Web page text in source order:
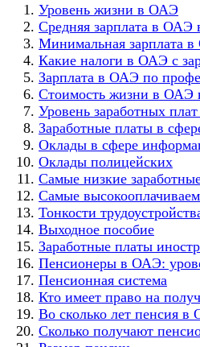
Уровень жизни в ОАЭ
Средняя зарплата в ОАЭ
Минимальная зарплата
Какие налоги в ОАЭ с
Зарплата в ОАЭ по
Стоимость жизни в ОАЭ
Уровень заработных
Заработные платы в
Оклады в сфере
Оклады полицейских
Самые низкие
Самые
Тонкости
Выходное пособие
Заработные платы
Пенсионеры в ОАЭ:
Пенсионная система
Кто имеет право на
Во сколько лет пенсия в
Сколько получают